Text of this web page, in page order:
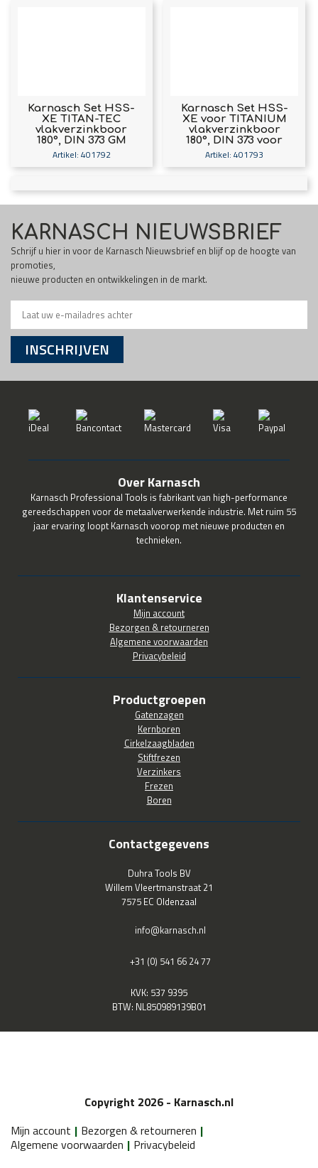
Karnasch Set HSS-
XE TITAN-TEC
vlakverzinkboor
180°, DIN 373 GM
voor doorlopende
draad M3, M4, M5,
Artikel: 401792
Karnasch Set HSS-
XE voor TITANIUM
vlakverzinkboor
180°, DIN 373 voor
kerndiameter voor
schroefdraad M3,
Artikel: 401793
KARNASCH NIEUWSBRIEF
Schrijf u hier in voor de Karnasch Nieuwsbrief en blijf op de hoogte van
promoties,
nieuwe producten en ontwikkelingen in de markt.
INSCHRIJVEN
Over Karnasch
Karnasch Professional Tools is fabrikant van high-performance
gereedschappen voor de metaalverwerkende industrie. Met ruim 55
jaar ervaring loopt Karnasch voorop met nieuwe producten en
technieken.
Klantenservice
Mijn account
Bezorgen & retourneren
Algemene voorwaarden
Privacybeleid
Productgroepen
Gatenzagen
Kernboren
Cirkelzaagbladen
Stiftfrezen
Verzinkers
Frezen
Boren
Contactgegevens
Duhra Tools BV
Willem Vleertmanstraat 21
7575 EC Oldenzaal
info@karnasch.nl
+31 (0) 541 66 24 77
KVK: 537 9395
BTW: NL850989139B01
Copyright 2026 - Karnasch.nl
Mijn account
Bezorgen & retourneren
Algemene voorwaarden
Privacybeleid